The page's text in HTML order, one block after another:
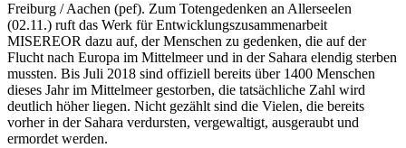
Freiburg / Aachen (pef). Zum Totengedenken an Allerseelen
(02.11.) ruft das Werk für Entwicklungszusammenarbeit
MISEREOR dazu auf, der Menschen zu gedenken, die auf der
Flucht nach Europa im Mittelmeer und in der Sahara elendig sterben
mussten. Bis Juli 2018 sind offiziell bereits über 1400 Menschen
dieses Jahr im Mittelmeer gestorben, die tatsächliche Zahl wird
deutlich höher liegen. Nicht gezählt sind die Vielen, die bereits
vorher in der Sahara verdursten, vergewaltigt, ausgeraubt und
ermordet werden.